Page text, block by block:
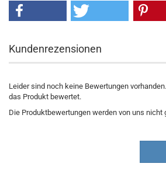
Kundenrezensionen
Leider sind noch keine Bewertungen
das Produkt bewertet.
Die Produktbewertungen werden von uns nicht